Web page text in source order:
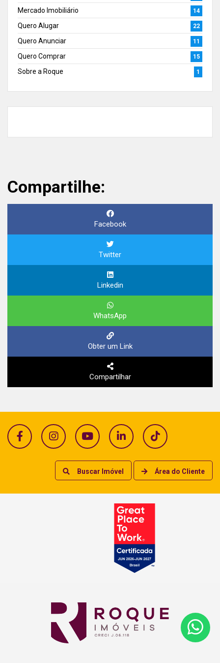
Mercado Imobiliário 14
Quero Alugar 22
Quero Anunciar 11
Quero Comprar 15
Sobre a Roque 1
Compartilhe:
Facebook
Twitter
Linkedin
WhatsApp
Obter um Link
Compartilhar
Buscar Imóvel Área do Cliente